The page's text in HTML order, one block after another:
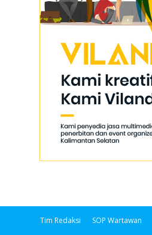
Tim Redaksi SOP Wartawan